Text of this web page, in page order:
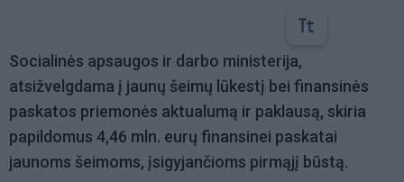
Socialinės apsaugos ir darbo ministerija,
atsižvelgdama į jaunų šeimų lūkestį bei finansinės
paskatos priemonės aktualumą ir paklausą, skiria
papildomus 4,46 mln. eurų finansinei paskatai
jaunoms šeimoms, įsigyjančioms pirmąjį būstą.